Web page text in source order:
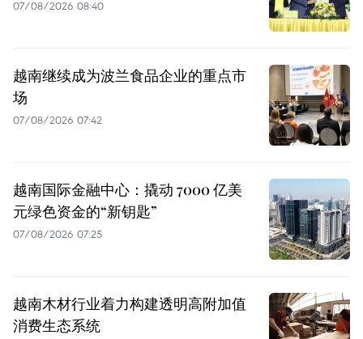
07/08/2026 08:40
越南继续成为波兰食品企业的重点市
场
07/08/2026 07:42
越南国际金融中心：撬动 7000 亿美
元绿色资金的“新钥匙”
07/08/2026 07:25
越南木材行业着力构建透明高附加值
消费生态系统